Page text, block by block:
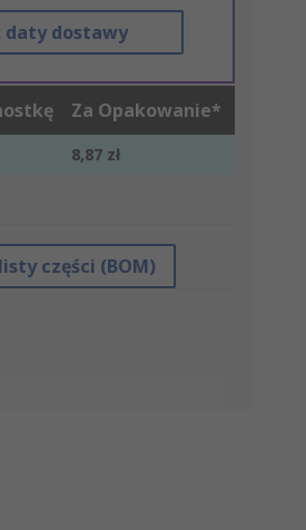
daty dostawy
Za Opakowanie*
8,87 zł
części (BOM)